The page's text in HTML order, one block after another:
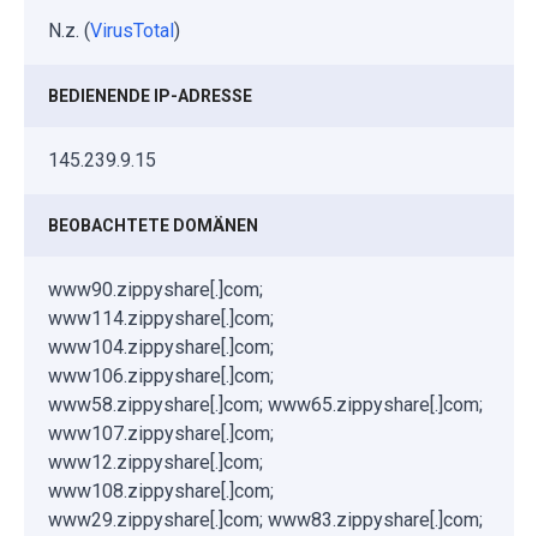
N.z. (VirusTotal )
BEDIENENDE IP-ADRESSE
145.239.9.15
BEOBACHTETE DOMÄNEN
www90.zippyshare[.]com;
www114.zippyshare[.]com;
www104.zippyshare[.]com;
www106.zippyshare[.]com;
www58.zippyshare[.]com; www65.zippyshare[.]com;
www107.zippyshare[.]com;
www12.zippyshare[.]com;
www108.zippyshare[.]com;
www29.zippyshare[.]com; www83.zippyshare[.]com;